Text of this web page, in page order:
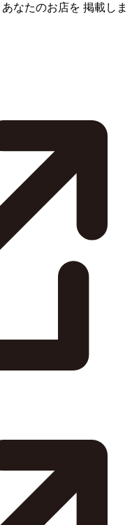
あなたのお店を 掲載しま